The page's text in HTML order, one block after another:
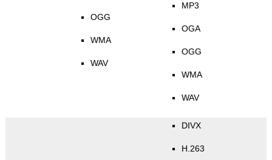
OGG
WMA
WAV
MP3
OGA
OGG
WMA
WAV
DIVX
H.263